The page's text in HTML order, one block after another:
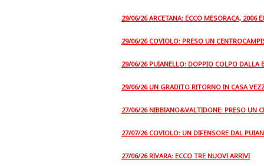
29/06/26 ARCETANA: ECCO MESORACA, 2006
29/06/26 COVIOLO: PRESO UN
29/06/26 PUIANELLO: DOPPIO COLPO DALLA
29/06/26 UN GRADITO RITORNO IN CASA
27/06/26 NIBBIANO&VALTIDONE: PRESO UN
27/07/26 COVIOLO: UN DIFENSORE DAL
27/06/26 RIVARA: ECCO TRE NUOVI ARRIVI